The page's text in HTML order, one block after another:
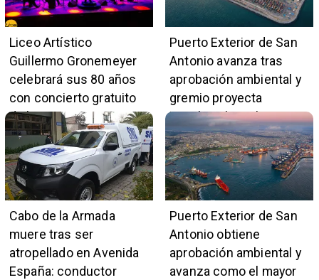
Liceo Artístico
Guillermo Gronemeyer
celebrará sus 80 años
con concierto gratuito
de la Orquesta Marga
Marga
Puerto Exterior de San
Antonio avanza tras
aprobación ambiental y
gremio proyecta
impulso al empleo y
comercio local
Cabo de la Armada
muere tras ser
atropellado en Avenida
España: conductor
Puerto Exterior de San
Antonio obtiene
aprobación ambiental y
avanza como el mayor